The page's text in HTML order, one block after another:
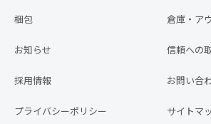
梱包 倉庫・ア
お知らせ 信頼への
採用情報 お問い合
プライバシーポリシー サイトマ